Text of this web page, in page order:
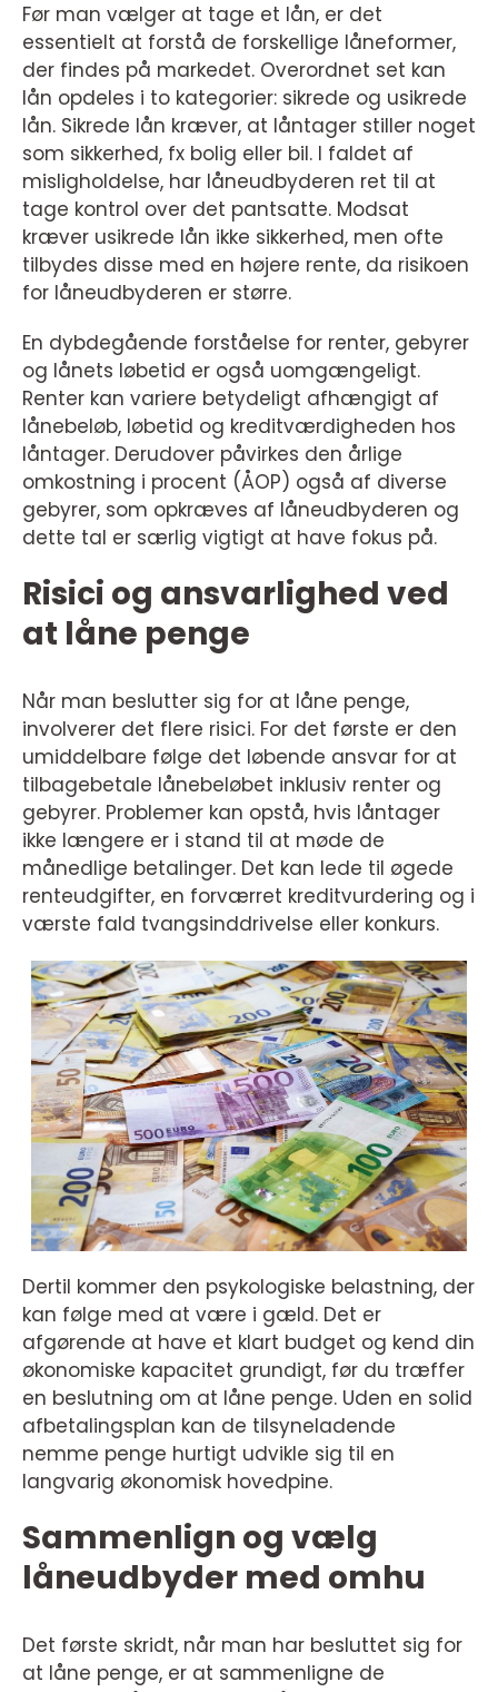
Før man vælger at tage et lån, er det
essentielt at forstå de forskellige låneformer,
der findes på markedet. Overordnet set kan
lån opdeles i to kategorier: sikrede og usikrede
lån. Sikrede lån kræver, at låntager stiller noget
som sikkerhed, fx bolig eller bil. I faldet af
misligholdelse, har låneudbyderen ret til at
tage kontrol over det pantsatte. Modsat
kræver usikrede lån ikke sikkerhed, men ofte
tilbydes disse med en højere rente, da risikoen
for låneudbyderen er større.
En dybdegående forståelse for renter, gebyrer
og lånets løbetid er også uomgængeligt.
Renter kan variere betydeligt afhængigt af
lånebeløb, løbetid og kreditværdigheden hos
låntager. Derudover påvirkes den årlige
omkostning i procent (ÅOP) også af diverse
gebyrer, som opkræves af låneudbyderen og
dette tal er særlig vigtigt at have fokus på.
Risici og ansvarlighed ved
at låne penge
Når man beslutter sig for at låne penge,
involverer det flere risici. For det første er den
umiddelbare følge det løbende ansvar for at
tilbagebetale lånebeløbet inklusiv renter og
gebyrer. Problemer kan opstå, hvis låntager
ikke længere er i stand til at møde de
månedlige betalinger. Det kan lede til øgede
renteudgifter, en forværret kreditvurdering og i
værste fald tvangsinddrivelse eller konkurs.
Dertil kommer den psykologiske belastning, der
kan følge med at være i gæld. Det er
afgørende at have et klart budget og kend din
økonomiske kapacitet grundigt, før du træffer
en beslutning om at låne penge. Uden en solid
afbetalingsplan kan de tilsyneladende
nemme penge hurtigt udvikle sig til en
langvarig økonomisk hovedpine.
Sammenlign og vælg
låneudbyder med omhu
Det første skridt, når man har besluttet sig for
at låne penge, er at sammenligne de